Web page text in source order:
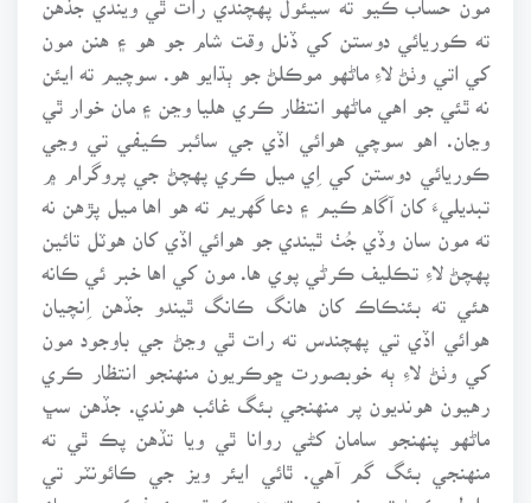
ته ڪوريائي دوستن کي ڏنل وقت شام جو هو ۽ هنن مون
کي اتي وٺڻ لاءِ ماڻهو موڪلڻ جو ٻڌايو هو. سوچيم ته ايئن
نه ٿئي جو اهي ماڻهو انتظار ڪري هليا وڃن ۽ مان خوار ٿي
وڃان. اهو سوچي هوائي اڏي جي سائبر ڪيفي تي وڃي
ڪوريائي دوستن کي اِي ميل ڪري پهچڻ جي پروگرام ۾
تبديليءَ کان آگاه ڪيم ۽ دعا گهريم ته هو اها ميل پڙهن نه
ته مون سان وڏي جُٺ ٿيندي جو هوائي اڏي کان هوٽل تائين
پهچڻ لاءِ تڪليف ڪرڻي پوي ها. مون کي اها خبر ئي ڪانه
هئي ته بئنڪاڪ کان هانگ ڪانگ ٿيندو جڏهن اِنچيان
هوائي اڏي تي پهچندس ته رات ٿي وڃڻ جي باوجود مون
کي وٺڻ لاءِ ٻه خوبصورت ڇوڪريون منهنجو انتظار ڪري
رهيون هونديون پر منهنجي بئگ غائب هوندي. جڏهن سڀ
ماڻهو پنهنجو سامان کڻي روانا ٿي ويا تڏهن پڪ ٿي ته
منهنجي بئگ گم آهي. ٿائي ايئر ويز جي ڪائونٽر تي
رابطو ڪرڻ تي خبر پئي ته هنن ڪيٿي پئسفڪ جي جهاز